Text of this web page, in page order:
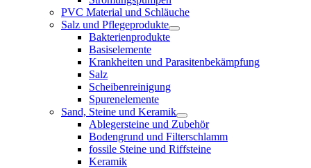
PVC Material und Schläuche
Salz und Pflegeprodukte
Bakterienprodukte
Basiselemente
Krankheiten und Parasitenbekämpfung
Salz
Scheibenreinigung
Spurenelemente
Sand, Steine und Keramik
Ablegersteine und Zubehör
Bodengrund und Filterschlamm
fossile Steine und Riffsteine
Keramik